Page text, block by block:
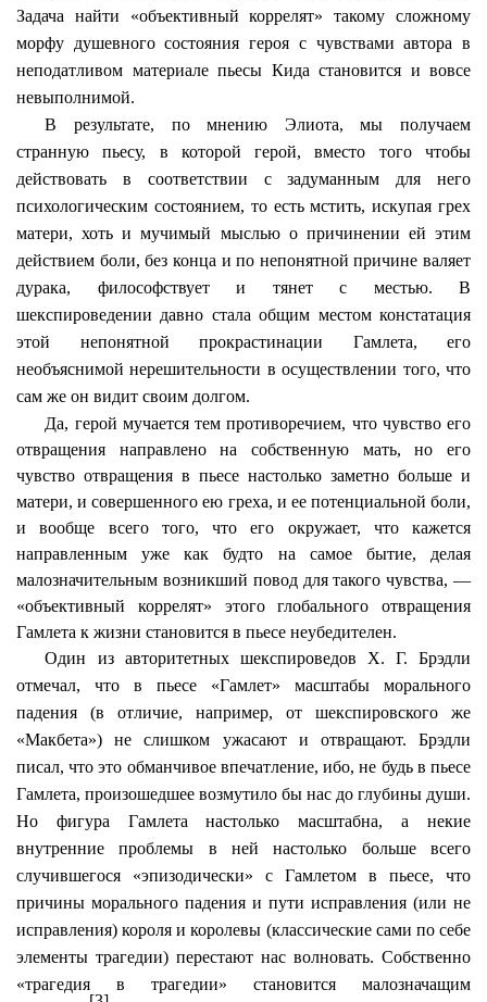
Задача найти «объективный коррелят» такому сложному
морфу душевного состояния героя с чувствами автора в
неподатливом материале пьесы Кида становится и вовсе
невыполнимой.
В результате, по мнению Элиота, мы получаем
странную пьесу, в которой герой, вместо того чтобы
действовать в соответствии с задуманным для него
психологическим состоянием, то есть мстить, искупая грех
матери, хоть и мучимый мыслью о причинении ей этим
действием боли, без конца и по непонятной причине валяет
дурака, философствует и тянет с местью. В
шекспироведении давно стала общим местом констатация
этой непонятной прокрастинации Гамлета, его
необъяснимой нерешительности в осуществлении того, что
сам же он видит своим долгом.
Да, герой мучается тем противоречием, что чувство его
отвращения направлено на собственную мать, но его
чувство отвращения в пьесе настолько заметно больше и
матери, и совершенного ею греха, и ее потенциальной боли,
и вообще всего того, что его окружает, что кажется
направленным уже как будто на самое бытие, делая
малозначительным возникший повод для такого чувства, —
«объективный коррелят» этого глобального отвращения
Гамлета к жизни становится в пьесе неубедителен.
Один из авторитетных шекспироведов Х. Г. Брэдли
отмечал, что в пьесе «Гамлет» масштабы морального
падения (в отличие, например, от шекспировского же
«Макбета») не слишком ужасают и отвращают. Брэдли
писал, что это обманчивое впечатление, ибо, не будь в пьесе
Гамлета, произошедшее возмутило бы нас до глубины души.
Но фигура Гамлета настолько масштабна, а некие
внутренние проблемы в ней настолько больше всего
случившегося «эпизодически» с Гамлетом в пьесе, что
причины морального падения и пути исправления (или не
исправления) короля и королевы (классические сами по себе
элементы трагедии) перестают нас волновать. Собственно
«трагедия в трагедии» становится малозначащим